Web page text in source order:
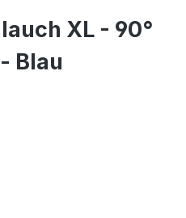
XL - 90°
Blau